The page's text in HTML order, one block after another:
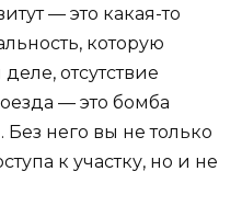
— это какая-то
которую
отсутствие
— это бомба
него вы не только
к участку, но и не